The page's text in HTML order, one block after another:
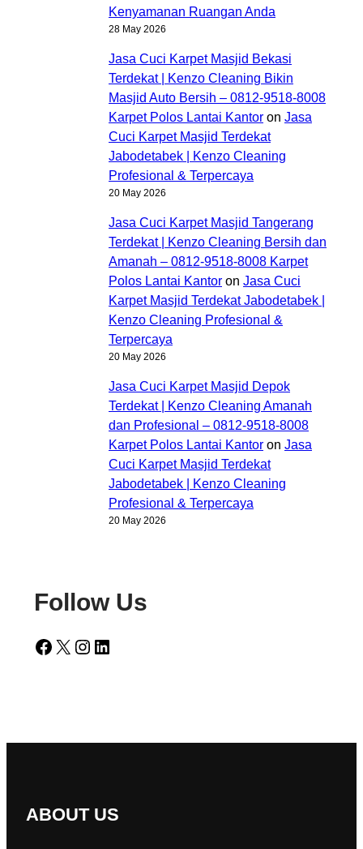
Kenyamanan Ruangan Anda
28 May 2026
Jasa Cuci Karpet Masjid Bekasi
Terdekat | Kenzo Cleaning Bikin
Masjid Auto Bersih – 0812-9518-8008
Karpet Polos Lantai Kantor on Jasa
Cuci Karpet Masjid Terdekat
Jabodetabek | Kenzo Cleaning
Profesional & Terpercaya
20 May 2026
Jasa Cuci Karpet Masjid Tangerang
Terdekat | Kenzo Cleaning Bersih dan
Amanah – 0812-9518-8008 Karpet
Polos Lantai Kantor on Jasa Cuci
Karpet Masjid Terdekat Jabodetabek |
Kenzo Cleaning Profesional &
Terpercaya
20 May 2026
Jasa Cuci Karpet Masjid Depok
Terdekat | Kenzo Cleaning Amanah
dan Profesional – 0812-9518-8008
Karpet Polos Lantai Kantor on Jasa
Cuci Karpet Masjid Terdekat
Jabodetabek | Kenzo Cleaning
Profesional & Terpercaya
20 May 2026
Follow Us
Facebook X Instagram LinkedIn
ABOUT US